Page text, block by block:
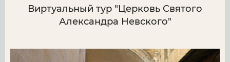
Виртуальный тур "Церковь Святого
Александра Невского"